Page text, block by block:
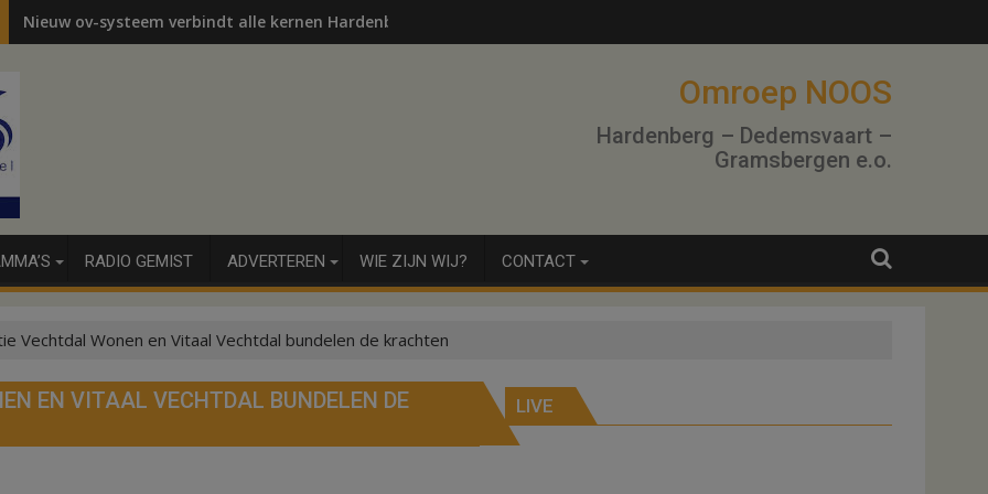
Nieuw ov-systeem verbindt alle kernen Hardenberg
Omroep NOOS
Hardenberg – Dedemsvaart –
Gramsbergen e.o.
RADIO GEMIST ADVERTEREN WIE ZIJN WIJ? CONTACT
Vechtdal Wonen en Vitaal Vechtdal bundelen de krachten
EN VITAAL VECHTDAL BUNDELEN DE
LIVE